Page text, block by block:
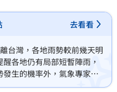
去看看
台灣，各地雨勢較前幾天明
各地仍有局部短暫陣雨，
生的機率外，氣象專家吳
覺的時間點其實落在下